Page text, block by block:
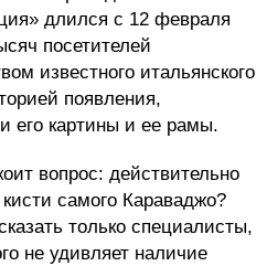
длился с 12 февраля
посетителей
известного итальянского
появления,
его картины и ее рамы.
вопрос: действительно
самого Караваджо?
только специалисты,
не удивляет наличие